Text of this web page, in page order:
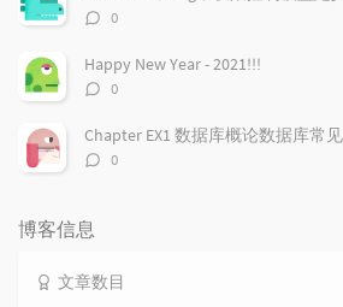
评
数：
0
Happy New Year - 2021!!!
评
数：
0
Chapter EX1 数据库概论数据库常
评
0
博客信息
文章数目